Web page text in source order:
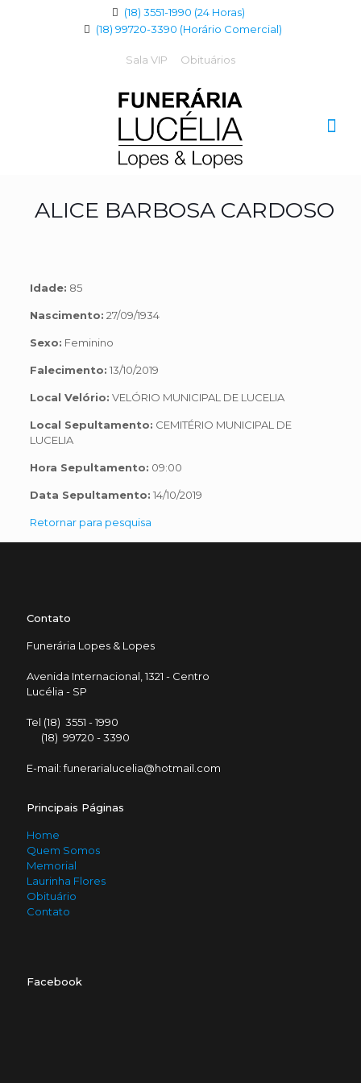
(18) 3551-1990 (24 Horas)
(18) 99720-3390 (Horário Comercial)
Sala VIP Obituários
ALICE BARBOSA CARDOSO
Idade: 85
Nascimento: 27/09/1934
Sexo: Feminino
Falecimento: 13/10/2019
Local Velório: VELÓRIO MUNICIPAL DE LUCELIA
Local Sepultamento: CEMITÉRIO MUNICIPAL DE
LUCELIA
Hora Sepultamento: 09:00
Data Sepultamento: 14/10/2019
Retornar para pesquisa
Contato
Funerária Lopes & Lopes
Avenida Internacional, 1321 - Centro
Lucélia - SP
Tel (18) 3551 - 1990
(18) 99720 - 3390
E-mail: funerarialucelia@hotmail.com
Principais Páginas
Home
Quem Somos
Memorial
Laurinha Flores
Obituário
Contato
Facebook